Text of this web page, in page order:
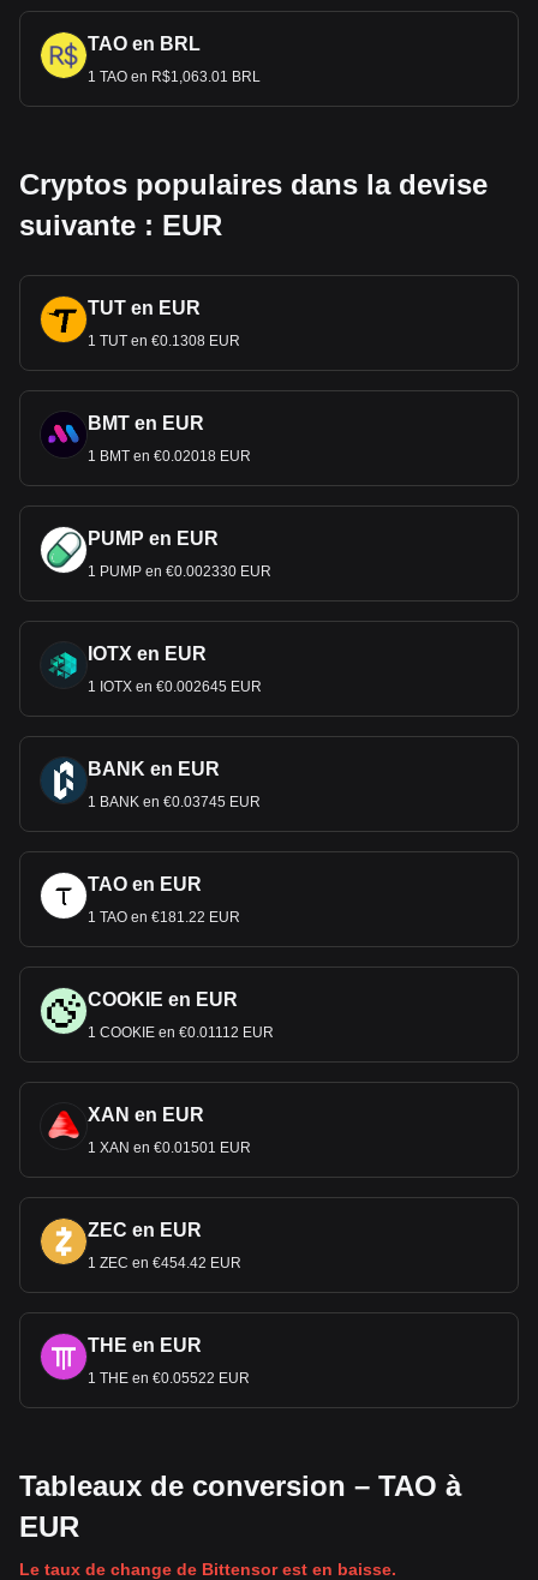
TAO en BRL
1 TAO en R$1,063.01 BRL
Cryptos populaires dans la devise
suivante : EUR
TUT en EUR
1 TUT en €0.1308 EUR
BMT en EUR
1 BMT en €0.02018 EUR
PUMP en EUR
1 PUMP en €0.002330 EUR
IOTX en EUR
1 IOTX en €0.002645 EUR
BANK en EUR
1 BANK en €0.03745 EUR
TAO en EUR
1 TAO en €181.22 EUR
COOKIE en EUR
1 COOKIE en €0.01112 EUR
XAN en EUR
1 XAN en €0.01501 EUR
ZEC en EUR
1 ZEC en €454.42 EUR
THE en EUR
1 THE en €0.05522 EUR
Tableaux de conversion – TAO à
EUR
Le taux de change de Bittensor est en baisse.